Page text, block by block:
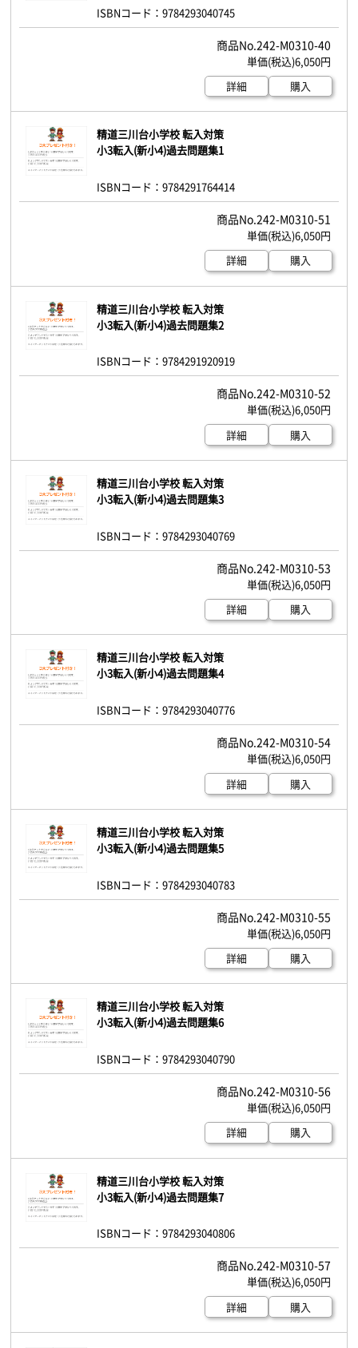
ISBNコード：9784293040745
242-M0310-40
6,050円
詳細
購入
精道三川台小学校 転入対策
小3転入(新小4)過去問題集1
ISBNコード：9784291764414
242-M0310-51
6,050円
詳細
購入
精道三川台小学校 転入対策
小3転入(新小4)過去問題集2
ISBNコード：9784291920919
242-M0310-52
6,050円
詳細
購入
精道三川台小学校 転入対策
小3転入(新小4)過去問題集3
ISBNコード：9784293040769
242-M0310-53
6,050円
詳細
購入
精道三川台小学校 転入対策
小3転入(新小4)過去問題集4
ISBNコード：9784293040776
242-M0310-54
6,050円
詳細
購入
精道三川台小学校 転入対策
小3転入(新小4)過去問題集5
ISBNコード：9784293040783
242-M0310-55
6,050円
詳細
購入
精道三川台小学校 転入対策
小3転入(新小4)過去問題集6
ISBNコード：9784293040790
242-M0310-56
6,050円
詳細
購入
精道三川台小学校 転入対策
小3転入(新小4)過去問題集7
ISBNコード：9784293040806
242-M0310-57
6,050円
詳細
購入